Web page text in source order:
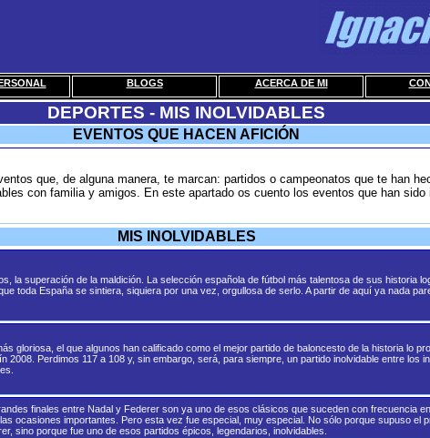
BLOGS ACERCA DE MI
DEPORTES - MIS INOLVIDABLES
EVENTOS QUE HACEN AFICIÓN
que, de alguna manera, te marcan: partidos o campeonatos que te han
con familia y amigos. En este apartado os cuento los eventos que han
MIS INOLVIDABLES
la superación de la maldición. La selección española de fútbol más talentosa de sus historia
toda España se sintiera, siquiera por una vez, orgullosa de serlo. A partir de aquí ya nada
gloriosa, el que algunos han calificado como el mejor partido de baloncesto de la historia lo
2008. Perdimos 117 a 108 y, sin embargo, será, para siempre, un partido inolvidable entre los
finales entre Nadal y Federer son ya uno de esos clásicos que suceden con frecuencia
ocasiones importantes. Pero esta vez fue especial, muy especial. No sólo porque supuso el
sino porque fue uno de esos partidos épicos, legendarios, inolvidables.